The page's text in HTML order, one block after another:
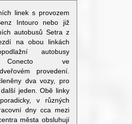
linek s provozem
Intouro nebo již
autobusů Setra z
na obou linkách
autobusy
Conecto ve
provedení.
dva vozy, pro
jeden. Obě linky
v různých
dny cca mezi
města obsluhují